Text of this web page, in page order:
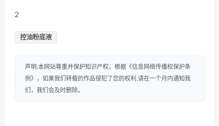
2
控油粉底液
声明:本网站尊重并保护知识产权，根据《信息网络传播权保护条
例》，如果我们转载的作品侵犯了您的权利,请在一个月内通知我
们，我们会及时删除。